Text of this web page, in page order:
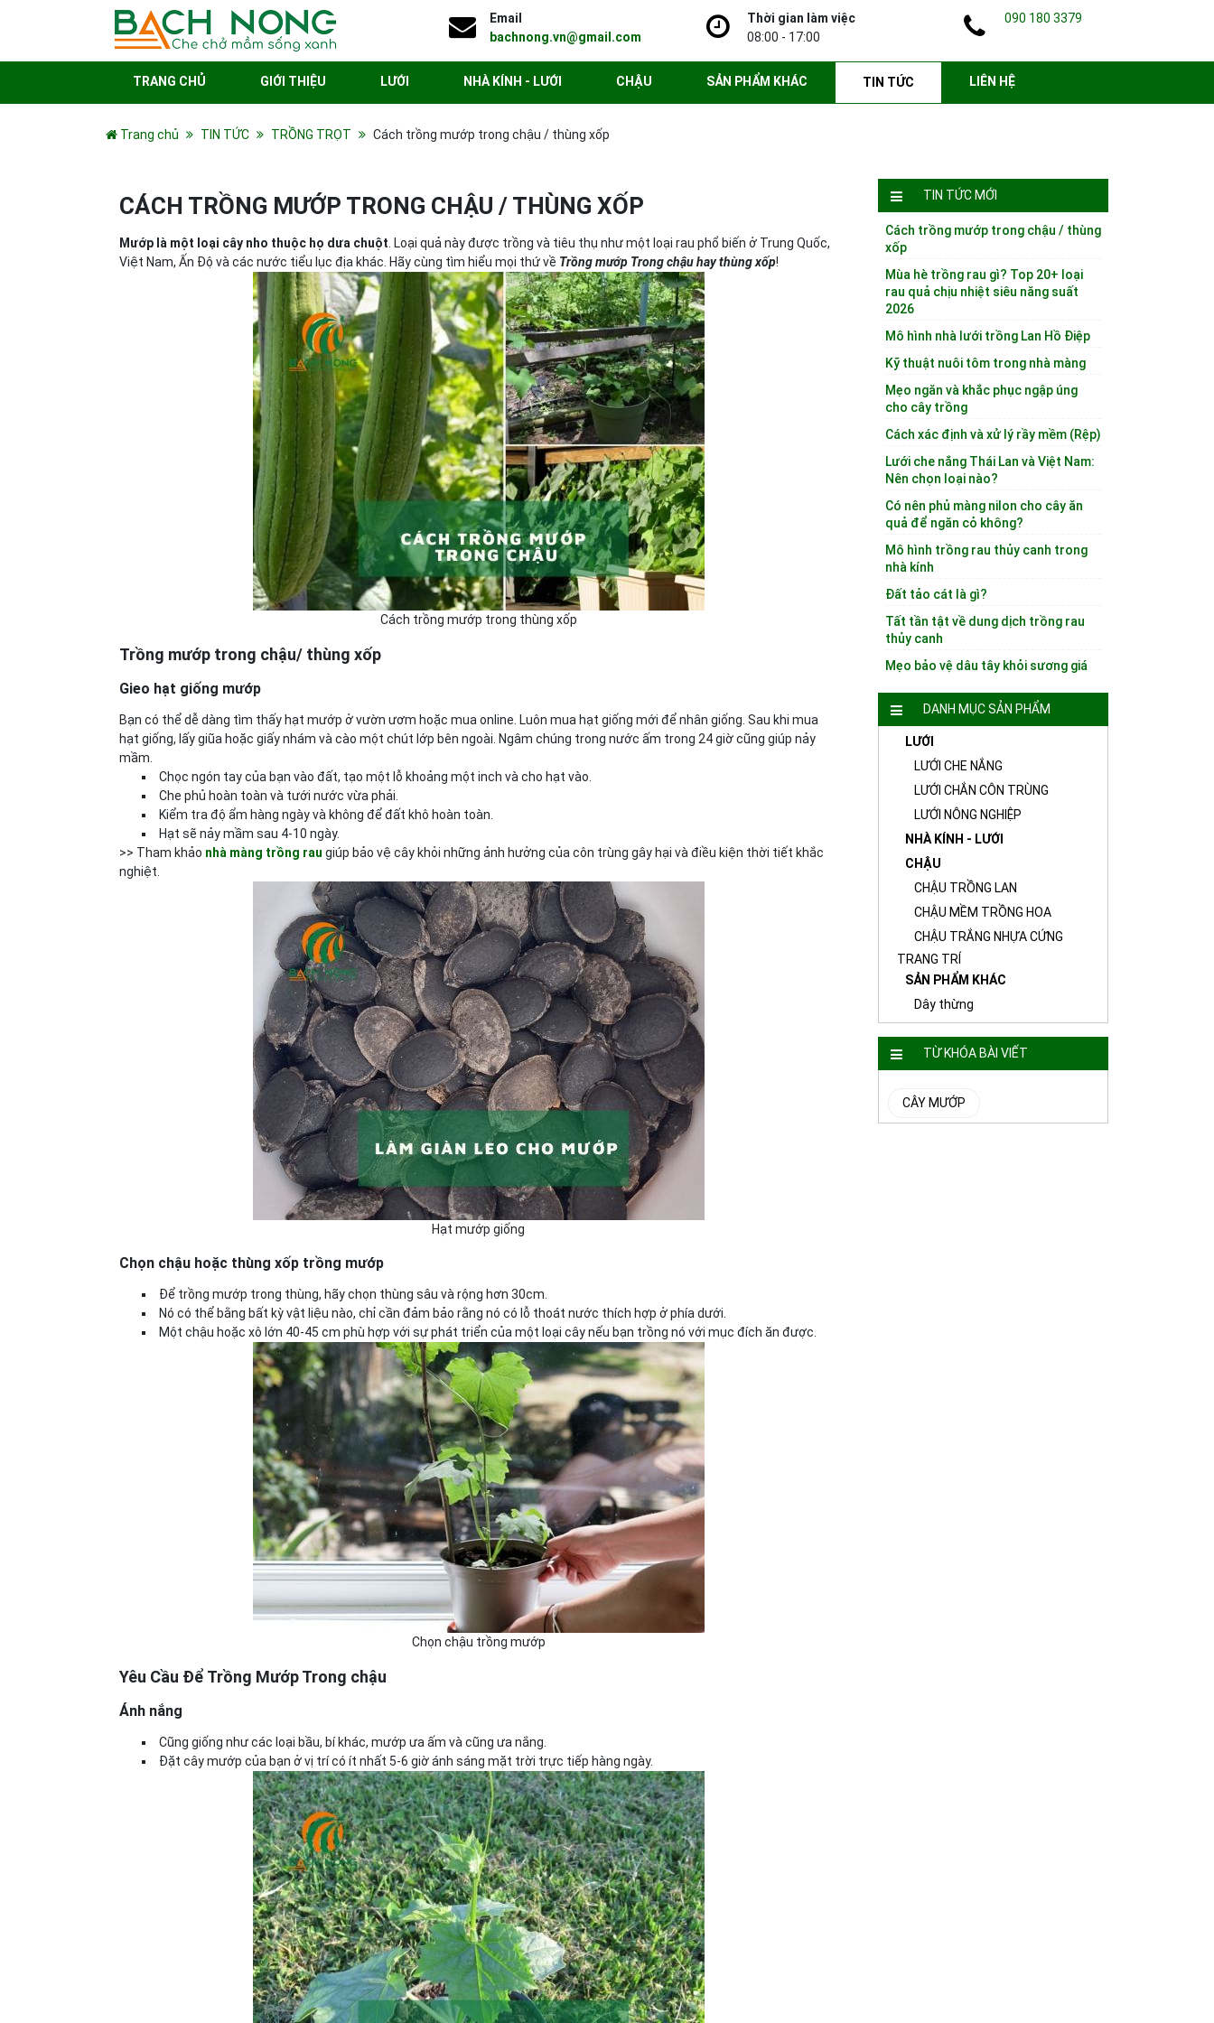
Email
bachnong.vn@gmail.com
Thời gian làm việc
08:00 - 17:00
090 180 3379
TRANG CHỦ GIỚI THIỆU LƯỚI NHÀ KÍNH - LƯỚI CHẬU SẢN PHẨM KHÁC TIN TỨC LIÊN HỆ
Trang chủ TIN TỨC TRỒNG TRỌT Cách trồng mướp trong chậu / thùng xốp
CÁCH TRỒNG MƯỚP TRONG CHẬU / THÙNG XỐP
Mướp là một loại cây nho thuộc họ dưa chuột . Loại quả này được trồng và tiêu thụ như một loại rau phổ biến ở Trung Quốc,
Việt Nam, Ấn Độ và các nước tiểu lục địa khác. Hãy cùng tìm hiểu mọi thứ về Trồng mướp Trong chậu hay thùng xốp!
Cách trồng mướp trong thùng xốp
Trồng mướp trong chậu/ thùng xốp
Gieo hạt giống mướp
Bạn có thể dễ dàng tìm thấy hạt mướp ở vườn ươm hoặc mua online. Luôn mua hạt giống mới để nhân giống. Sau khi mua
hạt giống, lấy giũa hoặc giấy nhám và cào một chút lớp bên ngoài. Ngâm chúng trong nước ấm trong 24 giờ cũng giúp nảy
mầm.
Chọc ngón tay của bạn vào đất, tạo một lỗ khoảng một inch và cho hạt vào.
Che phủ hoàn toàn và tưới nước vừa phải.
Kiểm tra độ ẩm hàng ngày và không để đất khô hoàn toàn.
Hạt sẽ nảy mầm sau 4-10 ngày.
>> Tham khảo nhà màng trồng rau giúp bảo vệ cây khỏi những ảnh hưởng của côn trùng gây hại và điều kiện thời tiết khắc
nghiệt.
Hạt mướp giống
Chọn chậu hoặc thùng xốp trồng mướp
Để trồng mướp trong thùng, hãy chọn thùng sâu và rộng hơn 30cm.
Nó có thể bằng bất kỳ vật liệu nào, chỉ cần đảm bảo rằng nó có lỗ thoát nước thích hợp ở phía dưới.
Một chậu hoặc xô lớn 40-45 cm phù hợp với sự phát triển của một loại cây nếu bạn trồng nó với mục đích ăn được.
Chọn chậu trồng mướp
Yêu Cầu Để Trồng Mướp Trong chậu
Ánh nắng
Cũng giống như các loại bầu, bí khác, mướp ưa ấm và cũng ưa nắng.
Đặt cây mướp của bạn ở vị trí có ít nhất 5-6 giờ ánh sáng mặt trời trực tiếp hàng ngày.
TIN TỨC MỚI
Cách trồng mướp trong chậu / thùng
xốp
Mùa hè trồng rau gì? Top 20+ loại
rau quả chịu nhiệt siêu năng suất
2026
Mô hình nhà lưới trồng Lan Hồ Điệp
Kỹ thuật nuôi tôm trong nhà màng
Mẹo ngăn và khắc phục ngập úng
cho cây trồng
Cách xác định và xử lý rầy mềm (Rệp)
Lưới che nắng Thái Lan và Việt Nam:
Nên chọn loại nào?
Có nên phủ màng nilon cho cây ăn
quả để ngăn cỏ không?
Mô hình trồng rau thủy canh trong
nhà kính
Đất tảo cát là gì?
Tất tần tật về dung dịch trồng rau
thủy canh
Mẹo bảo vệ dâu tây khỏi sương giá
DANH MỤC SẢN PHẨM
LƯỚI
LƯỚI CHE NẮNG
LƯỚI CHẮN CÔN TRÙNG
LƯỚI NÔNG NGHIỆP
NHÀ KÍNH - LƯỚI
CHẬU
CHẬU TRỒNG LAN
CHẬU MỀM TRỒNG HOA
CHẬU TRẮNG NHỰA CỨNG
TRANG TRÍ
SẢN PHẨM KHÁC
Dây thừng
TỪ KHÓA BÀI VIẾT
CÂY MƯỚP